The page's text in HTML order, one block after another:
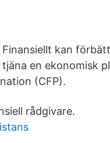
Finansiellt kan
tjäna en ekonomisk
(CFP).
rådgivare.